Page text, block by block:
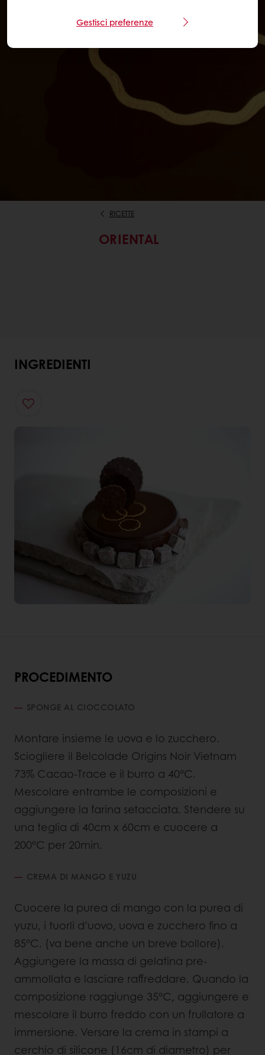
RICETTE
ORIENTAL
INGREDIENTI
PROCEDIMENTO
SPONGE AL CIOCCOLATO
Montare insieme le uova e lo zucchero.
Sciogliere il Belcolade Origins Noir Vietnam
73% Cacao-Trace e il burro a 40°C.
Mescolare entrambe le composizioni e
aggiungere la farina setacciata. Stendere su
una teglia di 40cm x 60cm e cuocere a
200°C per 20min.
CREMA DI MANGO E YUZU
Cuocere la purea di mango con la purea di
yuzu, i tuorli d’uovo, uova e zucchero fino a
85°C. (va bene anche un breve bollore).
Aggiungere la massa di gelatina pre-
ammollata e lasciare raffreddare. Quando la
composizione raggiunge 35°C, aggiungere e
mescolare il burro freddo con un frullatore a
immersione. Versare la crema in stampi a
cerchio di silicone (16cm di diametro) per
Gestisci preferenze